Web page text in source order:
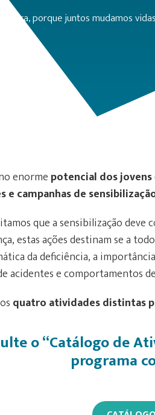
de fora, porque juntos mudamos
enorme potencial dos jovens
e campanhas de
que a sensibilização
estas ações destinam se a
da deficiência, a
acidentes e comportamentos
quatro atividades distintas
o “Catálogo de
programa